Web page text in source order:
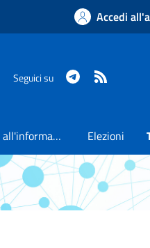
Accedi
Seguici su Telegram
Accesso all'informazione Elezioni